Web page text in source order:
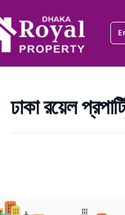
ঢাকা রয়েল
ঢাকা রয়েল